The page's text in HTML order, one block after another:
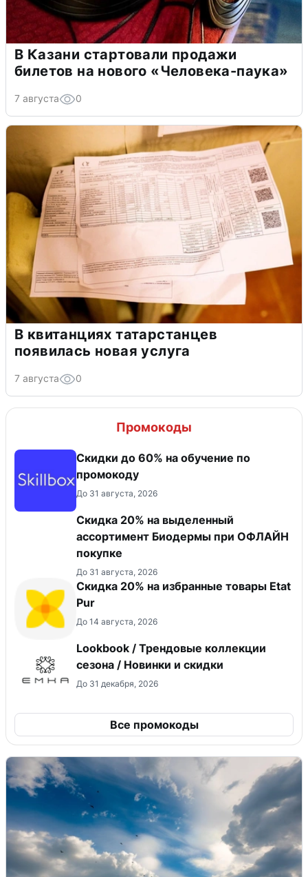
В Казани стартовали продажи
билетов на нового «Человека-паука»
7 августа 0
В квитанциях татарстанцев
появилась новая услуга
7 августа 0
Промокоды
Скидки до 60% на обучение по
промокоду
До 31 августа, 2026
Скидка 20% на выделенный
ассортимент Биодермы при ОФЛАЙН
покупке
До 31 августа, 2026
Скидка 20% на избранные товары Etat
Pur
До 14 августа, 2026
Lookbook / Трендовые коллекции
сезона / Новинки и скидки
До 31 декабря, 2026
Все промокоды